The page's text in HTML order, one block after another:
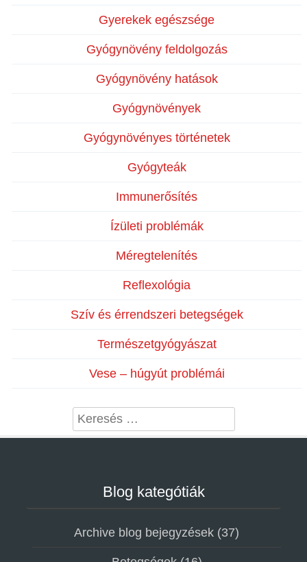
Gyerekek egészsége
Gyógynövény feldolgozás
Gyógynövény hatások
Gyógynövények
Gyógynövényes történetek
Gyógyteák
Immunerősítés
Ízületi problémák
Méregtelenítés
Reflexológia
Szív és érrendszeri betegségek
Természetgyógyászat
Vese – húgyút problémái
Search
Blog kategótiák
Archive blog bejegyzések (37)